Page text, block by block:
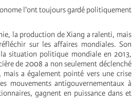
l'ont toujours gardé politiquement
la production de Xiang a ralenti, mais
sur les affaires mondiales. Son
situation politique mondiale en 2013,
de 2008 a non seulement déclenché
a également pointé vers une crise
mouvements antigouvernementaux à
gagnent en puissance dans et